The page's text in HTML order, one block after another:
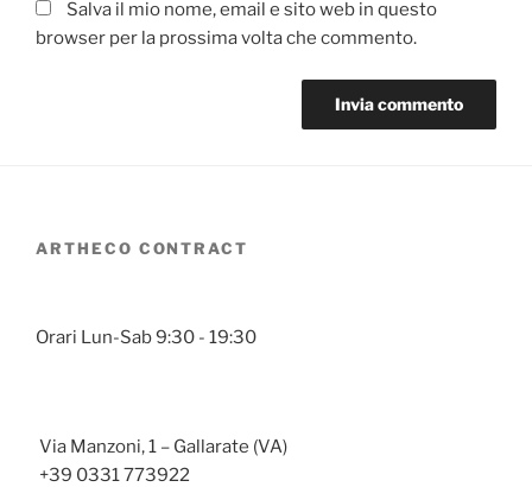
Salva il mio nome, email e sito web in questo
browser per la prossima volta che commento.
ARTHECO CONTRACT
Orari Lun-Sab 9:30 - 19:30
Via Manzoni, 1 – Gallarate (VA)
+39 0331 773922